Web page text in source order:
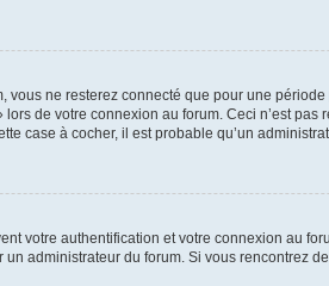
ne resterez connecté que pour une
de votre connexion au forum. Ceci n’est
case à cocher, il est probable qu’un
votre authentification et votre connexion au
administrateur du forum. Si vous rencontrez